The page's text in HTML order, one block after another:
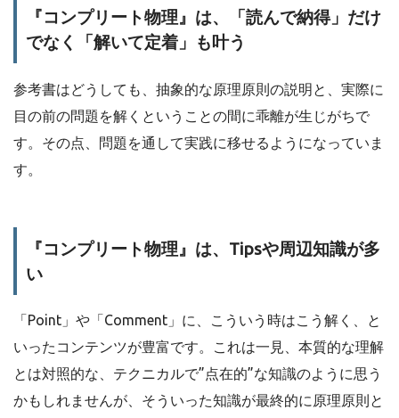
『コンプリート物理』は、「読んで納得」だけ
でなく「解いて定着」も叶う
参考書はどうしても、抽象的な原理原則の説明と、実際に
目の前の問題を解くということの間に乖離が生じがちで
す。その点、問題を通して実践に移せるようになっていま
す。
『コンプリート物理』は、Tipsや周辺知識が多
い
「Point」や「Comment」に、こういう時はこう解く、と
いったコンテンツが豊富です。これは一見、本質的な理解
とは対照的な、テクニカルで”点在的”な知識のように思う
かもしれませんが、そういった知識が最終的に原理原則と